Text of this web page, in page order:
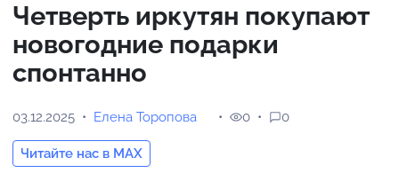
Четверть иркутян покупают
новогодние подарки
спонтанно
03.12.2025 Елена Торопова
Читайте нас в MAX
0 0